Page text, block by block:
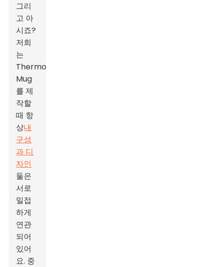
그리
고 아
시죠?
저희
는
Thermo
Mug
를 제
작할
때 항
상내
구성
과 디
자인
둘은
서로
밀접
하게
연관
되어
있어
요. 중